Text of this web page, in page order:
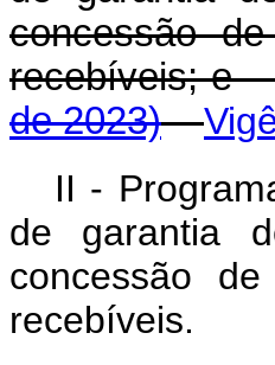
concessão
recebíveis;
de 2023)
II -
de garantia
concessão
recebíveis.